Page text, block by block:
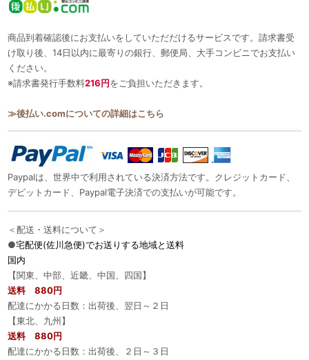
商品到着確認後にお支払いをしていただだけるサービスです。請求書受
け取り後、14日以内に最寄りの銀行、郵便局、大手コンビニでお支払い
ください。
※請求書発行手数料216円をご負担いただきます。
≫後払い.comについての詳細はこちら
Paypalは、世界中で利用されている決済方法です。クレジットカード、
デビットカード、Paypal電子決済での支払いが可能です。
＜配送・送料について＞
●宅配便(佐川急便)でお送りする地域と送料
国内
【関東、中部、近畿、中国、四国】
送料 880円
配達にかかる日数：出荷後、翌日～２日
【東北、九州】
送料 880円
配達にかかる日数：出荷後、２日～３日